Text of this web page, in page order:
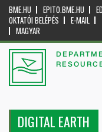
BME.HU EPITO.BME.HU
OKTATÓI BELÉPÉS
E-MAIL
MAGYAR
DIGITAL EARTH